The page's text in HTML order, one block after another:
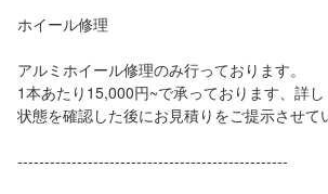
ホイール修理
アルミホイール修理のみ行っております。
1本あたり15,000円~で承っております、詳
状態を確認した後にお見積りをご提示させて
--------------------------------------------------